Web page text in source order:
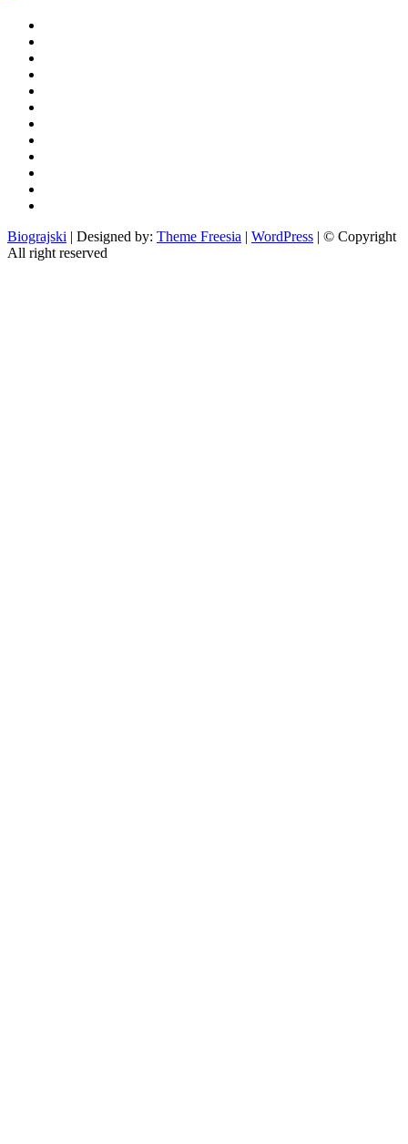
Biograjski | Designed by: Theme Freesia | WordPress | © Copyright
All right reserved